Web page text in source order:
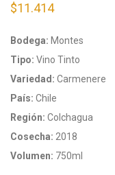
$11.414
Bodega: Montes
Tipo: Vino Tinto
Variedad: Carmenere
País: Chile
Región: Colchagua
Cosecha: 2018
Volumen: 750ml